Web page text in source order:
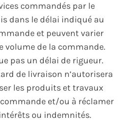
commandés par le
dans le délai indiqué au
et peuvent varier
volume de la commande.
pas un délai de rigueur.
de livraison n’autorisera
les produits et travaux
et/ou à réclamer
ou indemnités.